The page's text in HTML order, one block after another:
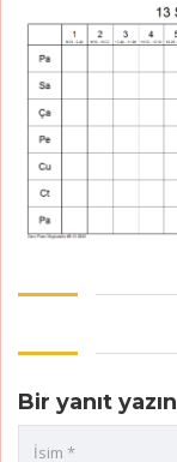
Bir yanıt yazın